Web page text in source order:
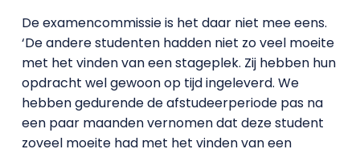
De examencommissie is het daar niet mee eens.
‘De andere studenten hadden niet zo veel moeite
met het vinden van een stageplek. Zij hebben hun
opdracht wel gewoon op tijd ingeleverd. We
hebben gedurende de afstudeerperiode pas na
een paar maanden vernomen dat deze student
zoveel moeite had met het vinden van een